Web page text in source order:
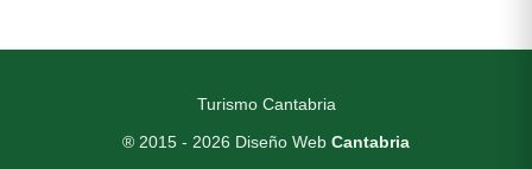
Turismo Cantabria
® 2015 - 2026 Diseño Web Cantabria